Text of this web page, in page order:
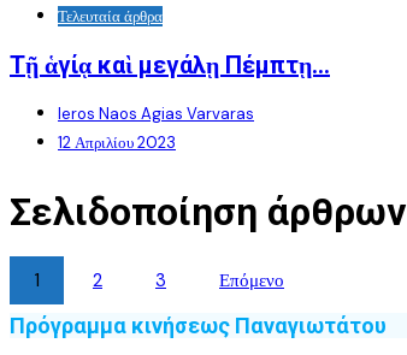
Τελευταία άρθρα
Τῇ ἁγίᾳ καὶ μεγάλῃ Πέμπτῃ…
Ieros Naos Agias Varvaras
12 Απριλίου 2023
Σελιδοποίηση άρθρων
1 2 3 Επόμενο
Πρόγραμμα κινήσεως Παναγιωτάτου